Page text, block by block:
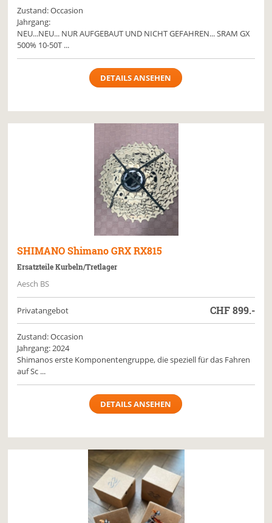
Zustand: Occasion
Jahrgang:
NEU...NEU... NUR AUFGEBAUT UND NICHT GEFAHREN... SRAM GX
500% 10-50T ...
DETAILS ANSEHEN
SHIMANO Shimano GRX RX815
Ersatzteile Kurbeln/Tretlager
Aesch BS
Privatangebot CHF899.-
Zustand: Occasion
Jahrgang: 2024
Shimanos erste Komponentengruppe, die speziell für das Fahren
auf Sc ...
DETAILS ANSEHEN